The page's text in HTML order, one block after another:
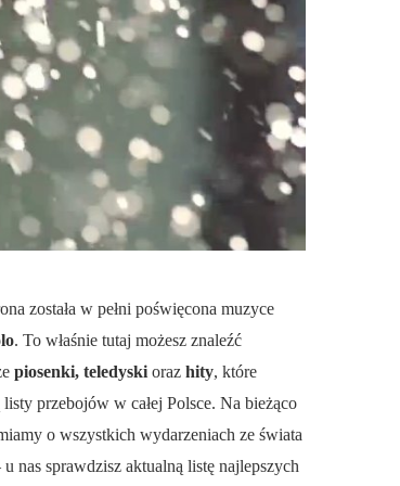
została w pełni poświęcona muzyce
. To właśnie tutaj możesz znaleźć
piosenki, teledyski oraz hity, które
przebojów w całej Polsce. Na bieżąco
o wszystkich wydarzeniach ze świata
nas sprawdzisz aktualną listę najlepszych